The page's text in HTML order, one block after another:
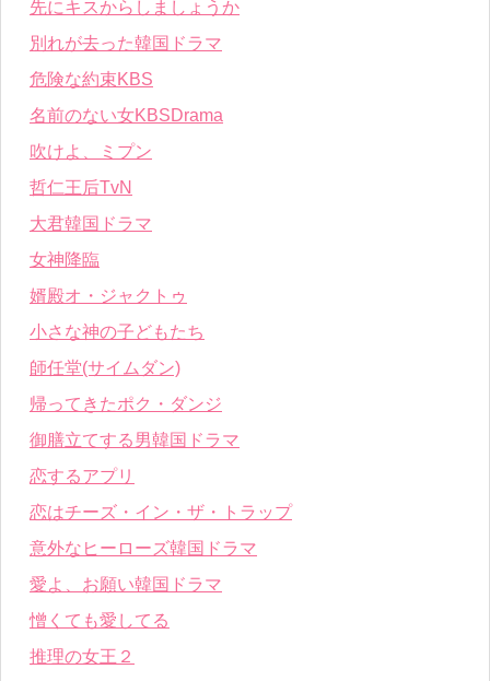
先にキスからしましょうか
別れが去った韓国ドラマ
危険な約束KBS
名前のない女KBSDrama
吹けよ、ミプン
哲仁王后TvN
大君韓国ドラマ
女神降臨
婿殿オ・ジャクトゥ
小さな神の子どもたち
師任堂(サイムダン)
帰ってきたポク・ダンジ
御膳立てする男韓国ドラマ
恋するアプリ
恋はチーズ・イン・ザ・トラップ
意外なヒーローズ韓国ドラマ
愛よ、お願い韓国ドラマ
憎くても愛してる
推理の女王２